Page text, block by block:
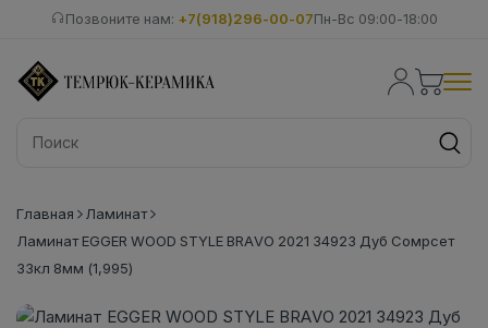
Позвоните нам: +7(918)296-00-07Пн-Вс 09:00-18:00
Главная
Ламинат
Ламинат EGGER WOOD STYLE BRAVO 2021 34923 Дуб Сомрсет
33кл 8мм (1,995)